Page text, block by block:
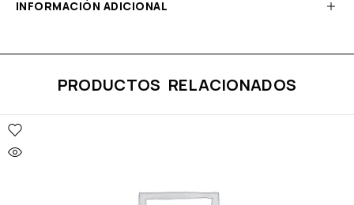
INFORMACIÓN ADICIONAL
PRODUCTOS RELACIONADOS